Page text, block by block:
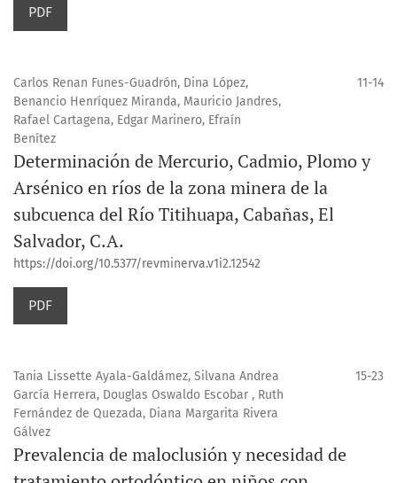
PDF
Carlos Renan Funes-Guadrón, Dina López,
Benancio Henríquez Miranda, Mauricio Jandres,
Rafael Cartagena, Edgar Marinero, Efraín
Benítez
11-14
Determinación de Mercurio, Cadmio, Plomo y
Arsénico en ríos de la zona minera de la
subcuenca del Río Titihuapa, Cabañas, El
Salvador, C.A.
https://doi.org/10.5377/revminerva.v1i2.12542
PDF
Tania Lissette Ayala-Galdámez, Silvana Andrea
García Herrera, Douglas Oswaldo Escobar , Ruth
Fernández de Quezada, Diana Margarita Rivera
Gálvez
15-23
Prevalencia de maloclusión y necesidad de